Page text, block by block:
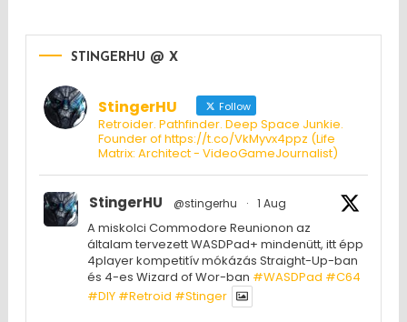
STINGERHU @ X
StingerHU Follow
Retroider. Pathfinder. Deep Space Junkie.
Founder of https://t.co/VkMyvx4ppz (Life
Matrix: Architect - VideoGameJournalist)
StingerHU @stingerhu · 1 Aug
A miskolci Commodore Reunionon az
általam tervezett WASDPad+ mindenütt, itt épp
4player kompetitív mókázás Straight-Up-ban
és 4-es Wizard of Wor-ban #WASDPad #C64
#DIY #Retroid #Stinger